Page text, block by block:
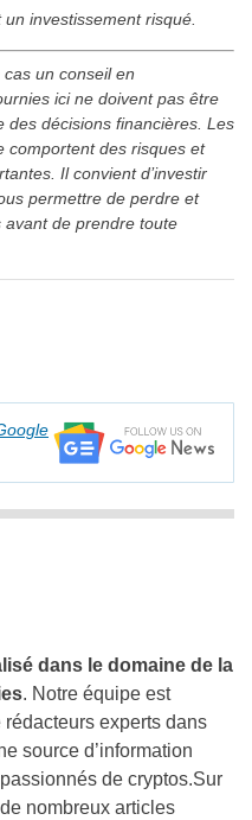
investissement risqué.
un conseil en
ici ne doivent pas être
des décisions financières. Les
comportent des risques et
Il convient d’investir
permettre de perdre et
avant de prendre toute
dans le domaine de la
. Notre équipe est
experts dans
source d’information
de cryptos.Sur
nombreux articles